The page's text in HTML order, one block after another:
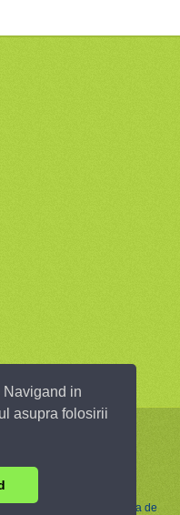
Navigand in
asupra folosirii
Politica de